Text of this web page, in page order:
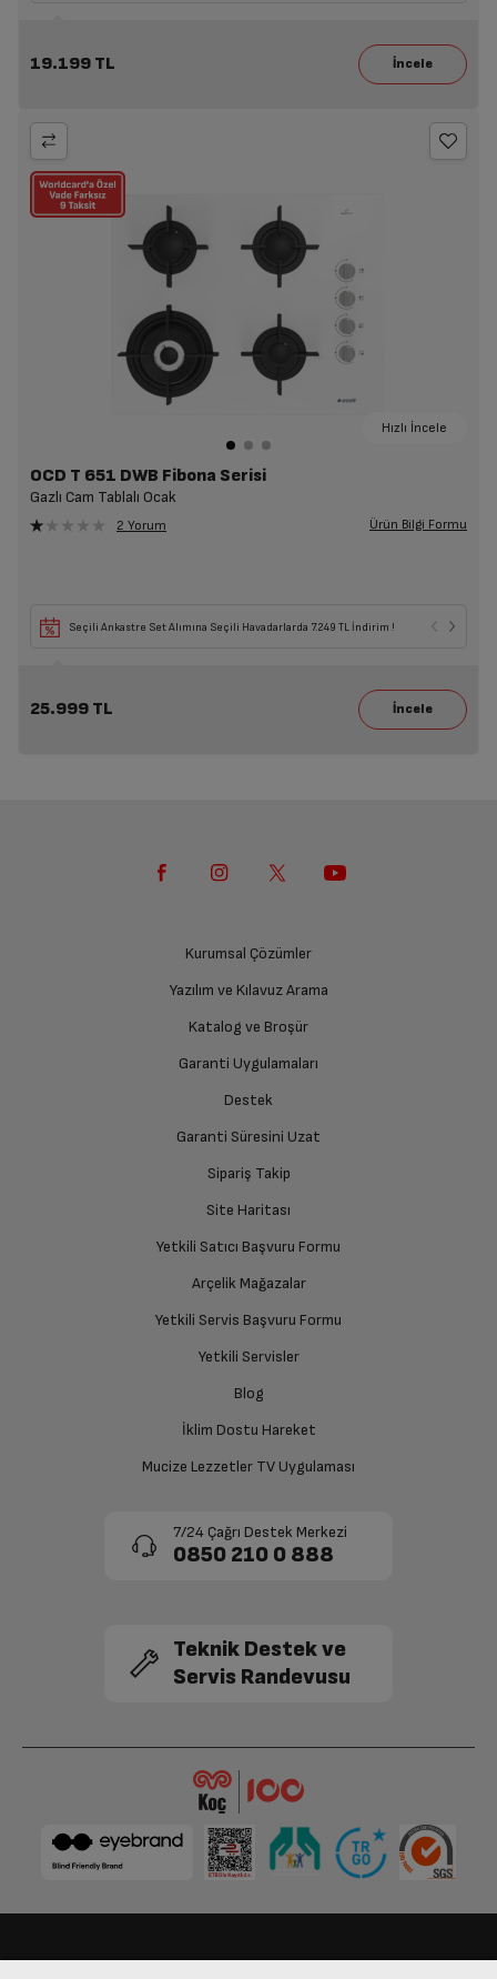
19.199 TL
Hızlı İncele
OCD T 651 DWB Fibona Serisi
Gazlı Cam Tablalı Ocak
2 Yorum Ürün Bilgi Formu
Seçili Ankastre Set Alımına Seçili Havadarlarda 7.249 TL İndirim !
25.999 TL
Kurumsal Çözümler
Yazılım ve Kılavuz Arama
Katalog ve Broşür
Garanti Uygulamaları
Destek
Garanti Süresini Uzat
Sipariş Takip
Site Haritası
Yetkili Satıcı Başvuru Formu
Arçelik Mağazalar
Yetkili Servis Başvuru Formu
Yetkili Servisler
Blog
İklim Dostu Hareket
Mucize Lezzetler TV Uygulaması
7/24 Çağrı Destek Merkezi
0850 210 0 888
Teknik Destek ve
Servis Randevusu